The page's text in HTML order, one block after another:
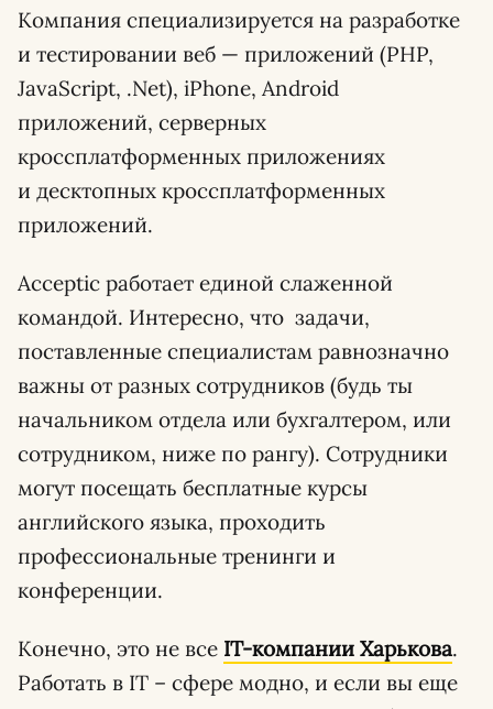
Компания специализируется на разработке
и тестировании веб — приложений (PHP,
JavaScript, .Net), iPhone, Android
приложений, серверных
кроссплатформенных приложениях
и десктопных кроссплатформенных
приложений.
Acceptic работает единой слаженной
командой. Интересно, что задачи,
поставленные специалистам равнозначно
важны от разных сотрудников (будь ты
начальником отдела или бухгалтером, или
сотрудником, ниже по рангу). Сотрудники
могут посещать бесплатные курсы
английского языка, проходить
профессиональные тренинги и
конференции.
Конечно, это не все IT-компании Харькова.
Работать в IT – сфере модно, и если вы еще